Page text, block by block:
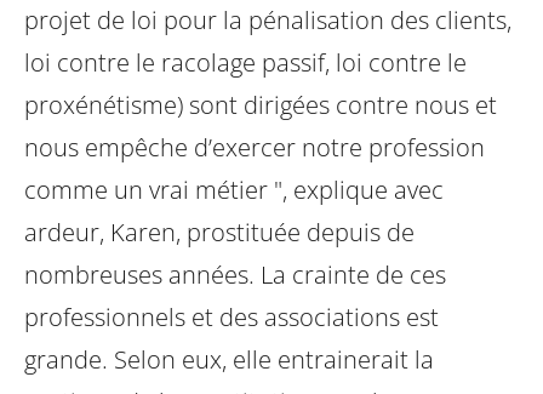
projet de loi pour la pénalisation des clients,
loi contre le racolage passif, loi contre le
proxénétisme) sont dirigées contre nous et
nous empêche d’exercer notre profession
comme un vrai métier ", explique avec
ardeur, Karen, prostituée depuis de
nombreuses années. La crainte de ces
professionnels et des associations est
grande. Selon eux, elle entrainerait la